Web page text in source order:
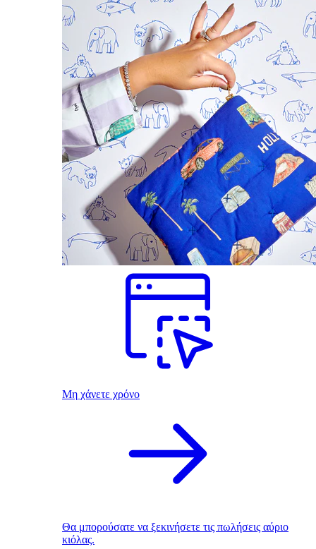
Μη χάνετε χρόνο
Θα μπορούσατε να ξεκινήσετε τις πωλήσεις αύριο
κιόλας.